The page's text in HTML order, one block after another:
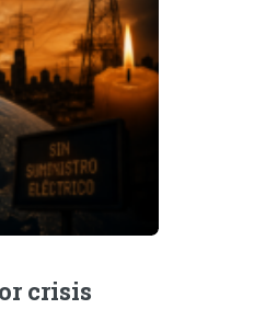
crisis